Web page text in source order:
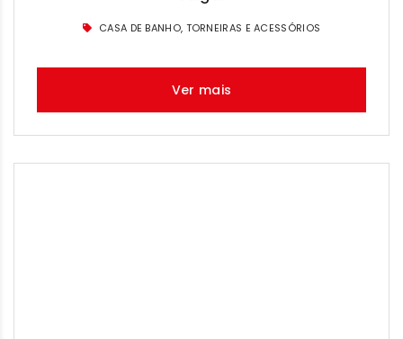
CASA DE BANHO, TORNEIRAS E ACESSÓRIOS
Ver mais